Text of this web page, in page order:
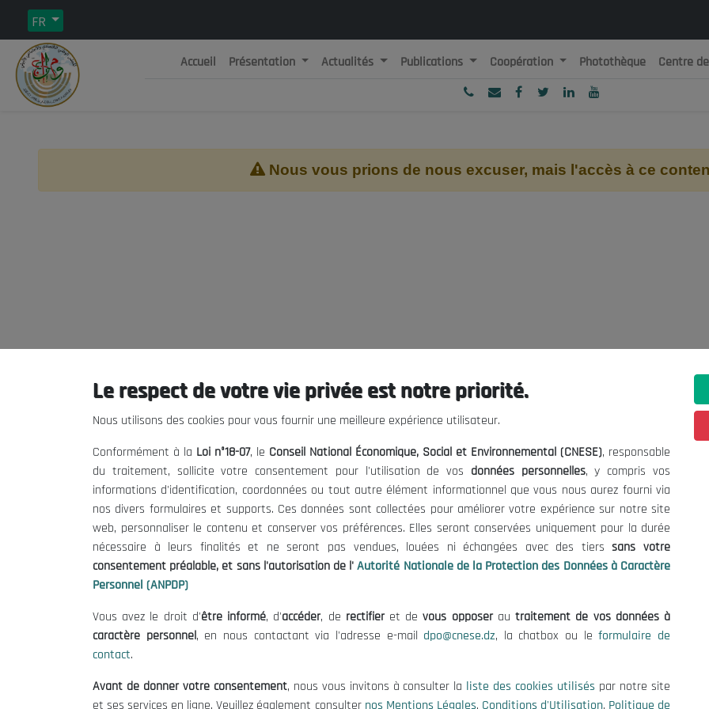
FR
République Algérienne Démocratique et Populaire
Accueil Présentation Actualités Publications Coopération Photothèque Centre
Nous vous prions de nous excuser, mais l'accès à ce
Le CNESE
Le président
Organisation
Publications
Informations utiles
Mentions Légales
Conditions d'Utilisation
Politique de Protection des Données
Politique des Cookies
contact@cnese.dz
Suggestions ou Initiatives ?
Newsletter
Inscrivez-vous, soyez le premier à
nos dernières nouvelles.
Suivez-Nous!
© 2026 Conseil National Économique, Social et Environnemental
Le respect de votre vie privée est notre priorité.
Nous utilisons des cookies pour vous fournir une meilleure expérience utilisateur.
Conformément à la Loi n°18-07, le Conseil National Économique, Social et Environnemental (CNESE), responsable
du traitement, sollicite votre consentement pour l'utilisation de vos données personnelles, y compris vos
informations d'identification, coordonnées ou tout autre élément informationnel que vous nous aurez fourni via
nos divers formulaires et supports. Ces données sont collectées pour améliorer votre expérience sur notre site
web, personnaliser le contenu et conserver vos préférences. Elles seront conservées uniquement pour la durée
nécessaire à leurs finalités et ne seront pas vendues, louées ni échangées avec des tierssans votre
consentement préalable, et sans l'autorisation de l' Autorité Nationale de la Protection des Données à Caractère
Personnel (ANPDP)
Vous avez le droit d'être informé, d'accéder, de rectifieret devous opposerautraitement de vos données à
caractère personnel, en nous contactant via l'adresse e-mail dpo@cnese.dz, la chatbox ou leformulaire de
contact.
Avant de donner votre consentement, nous vous invitons à consulter la liste des cookies utilisés par notre site
et ses services en ligne. Veuillez également consulter nos Mentions Légales, Conditions d'Utilisation, Politique de